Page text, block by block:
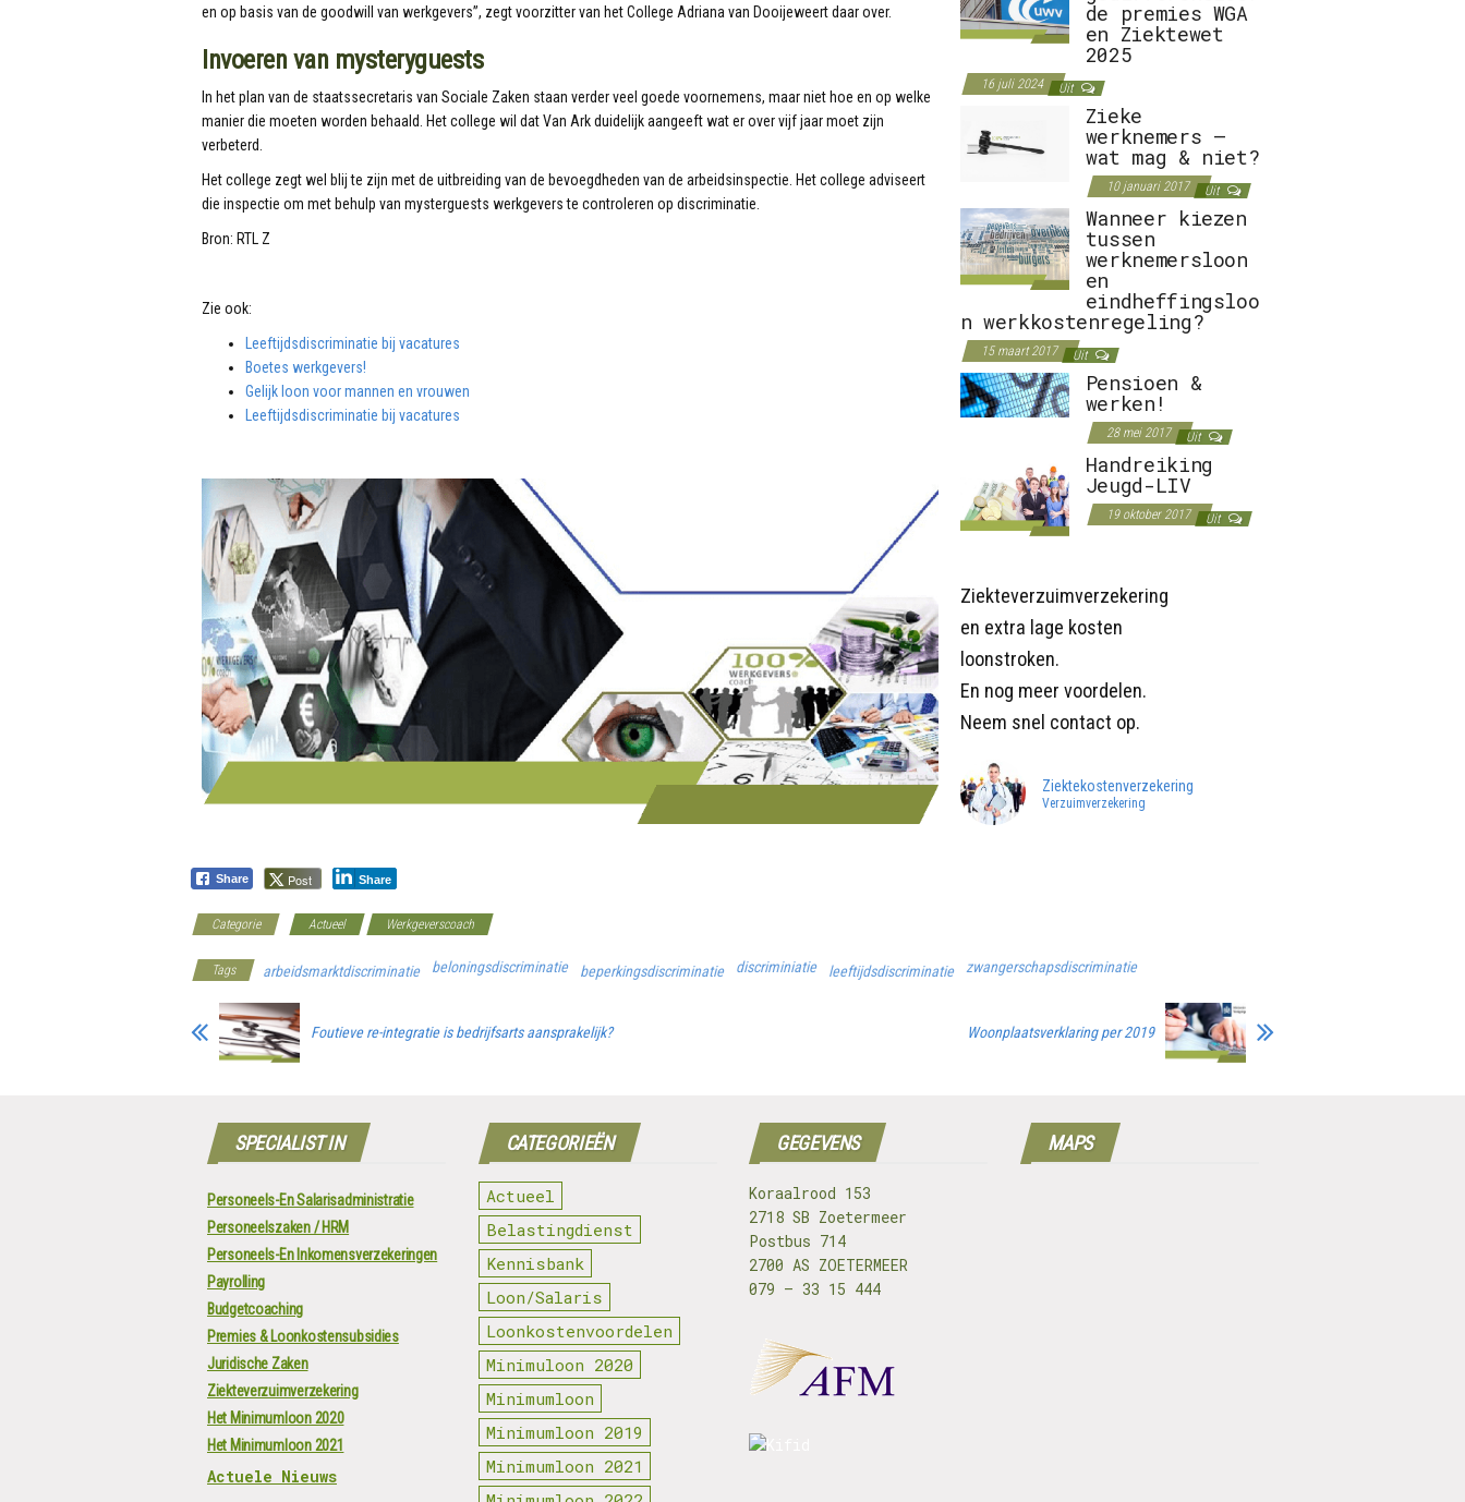
en op basis van de goodwill van werkgevers”, zegt voorzitter van het College Adriana van Dooijeweert daar over.
Invoeren van mysteryguests
In het plan van de staatssecretaris van Sociale Zaken staan verder veel goede voornemens, maar niet hoe en op welke
manier die moeten worden behaald. Het college wil dat Van Ark duidelijk aangeeft wat er over vijf jaar moet zijn
verbeterd.
Het college zegt wel blij te zijn met de uitbreiding van de bevoegdheden van de arbeidsinspectie. Het college adviseert
die inspectie om met behulp van mysterguests werkgevers te controleren op discriminatie.
Bron: RTL Z
Zie ook:
Leeftijdsdiscriminatie bij vacatures
Boetes werkgevers!
Gelijk loon voor mannen en vrouwen
Leeftijdsdiscriminatie bij vacatures
de premies WGA
en Ziektewet
2025
16 juli 2024 Uit
Zieke
werknemers –
wat mag & niet?
10 januari 2017 Uit
Wanneer kiezen
tussen
werknemersloon
en
eindheffingsloo
n werkkostenregeling?
15 maart 2017 Uit
Pensioen &
werken!
28 mei 2017 Uit
Handreiking
Jeugd-LIV
19 oktober 2017 Uit
Ziekteverzuimverzekering
en extra lage kosten
loonstroken.
En nog meer voordelen.
Neem snel contact op.
Ziektekostenverzekering
Verzuimverzekering
Share Post Share
Categorie Actueel Werkgeverscoach
Tags arbeidsmarktdiscriminatie beloningsdiscriminatie beperkingsdiscriminatie discriminiatie leeftijdsdiscriminatie zwangerschapsdiscriminatie
Foutieve re-integratie is bedrijfsarts aansprakelijk? Woonplaatsverklaring per 2019
SPECIALIST IN
Personeels-En Salarisadministratie
Personeelszaken / HRM
Personeels-En Inkomensverzekeringen
Payrolling
Budgetcoaching
Premies & Loonkostensubsidies
Juridische Zaken
Ziekteverzuimverzekering
Het Minimumloon 2020
Het Minimumloon 2021
Actuele Nieuws
CATEGORIEËN
Actueel
Belastingdienst
Kennisbank
Loon/Salaris
Loonkostenvoordelen
Minimuloon 2020
Minimumloon
Minimumloon 2019
Minimumloon 2021
GEGEVENS
Koraalrood 153
2718 SB Zoetermeer
Postbus 714
2700 AS ZOETERMEER
079 – 33 15 444
MAPS